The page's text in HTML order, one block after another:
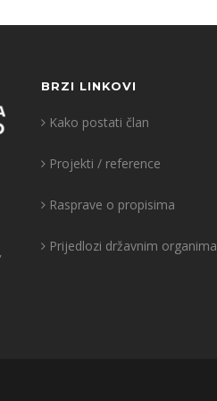
BRZI LINKOVI
Kako postati član
Projekti / reference
Rasprave o propisima
Prijedlozi državnim organima